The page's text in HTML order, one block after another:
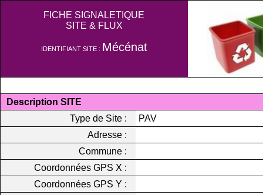
FICHE SIGNALETIQUE
SITE & FLUX
IDENTIFIANT SITE : Mécénat
Description SITE
Type de Site :
PAV
Adresse :
Commune :
Coordonnées GPS X :
Coordonnées GPS Y :